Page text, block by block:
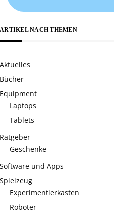
ARTIKEL NACH THEMEN
Aktuelles
Bücher
Equipment
Laptops
Tablets
Ratgeber
Geschenke
Software und Apps
Spielzeug
Experimentierkasten
Roboter